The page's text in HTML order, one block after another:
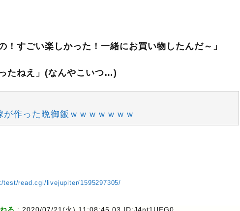
！すごい楽しかった！一緒にお買い物したんだ～」
たねえ」(なんやこいつ…)
が作った晩御飯ｗｗｗｗｗｗｗ
test/read.cgi/livejupiter/1595297305/